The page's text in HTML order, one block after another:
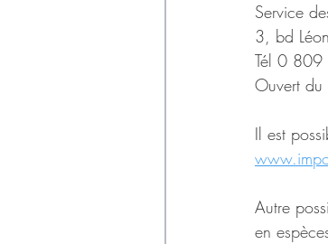
Service
3, bd
Tél 0
Ouvert
Il est
Autre
en